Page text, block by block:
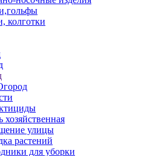
колготки
хозяйственная
улицы
растений
для уборки